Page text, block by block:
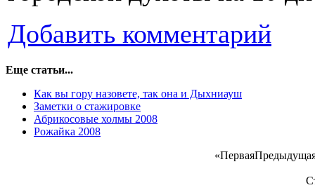
Добавить комментарий
Еще статьи...
Как вы гору назовете, так она и Дыхниауш
Заметки о стажировке
Абрикосовые холмы 2008
Рожайка 2008
«Первая